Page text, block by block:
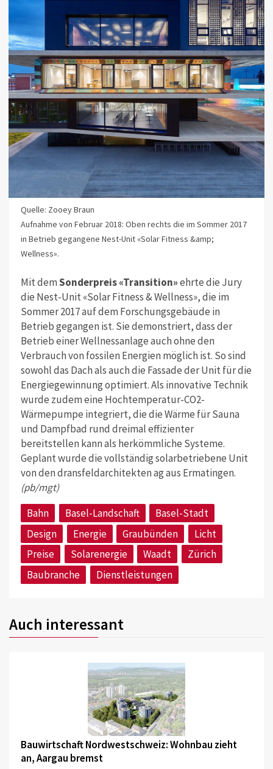
Quelle: Zooey Braun
Aufnahme von Februar 2018: Oben rechts die im Sommer 2017
in Betrieb gegangene Nest-Unit «Solar Fitness &amp;
Wellness».
Mit demSonderpreis «Transition»ehrte die Jury
die Nest-Unit «Solar Fitness & Wellness», die im
Sommer 2017 auf dem Forschungsgebäude in
Betrieb gegangen ist. Sie demonstriert, dass der
Betrieb einer Wellnessanlage auch ohne den
Verbrauch von fossilen Energien möglich ist. So sind
sowohl das Dach als auch die Fassade der Unit für die
Energiegewinnung optimiert. Als innovative Technik
wurde zudem eine Hochtemperatur-CO2-
Wärmepumpe integriert, die die Wärme für Sauna
und Dampfbad rund dreimal effizienter
bereitstellen kann als herkömmliche Systeme.
Geplant wurde die vollständig solarbetriebene Unit
von den dransfeldarchitekten ag aus Ermatingen.
(pb/mgt)
Bahn
Basel-Landschaft
Basel-Stadt
Design
Energie Graubünden
Licht
Preise
Solarenergie Waadt
Zürich
Baubranche
Dienstleistungen
Auch interessant
©
Bauwirtschaft Nordwestschweiz: Wohnbau zieht
an, Aargau bremst